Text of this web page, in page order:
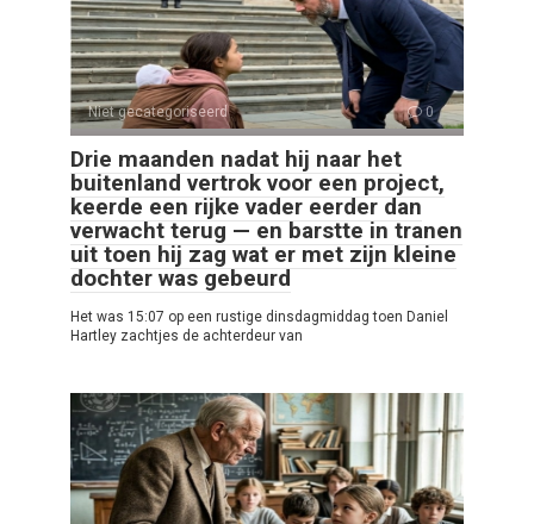
Niet gecategoriseerd 0
Drie maanden nadat hij naar het
buitenland vertrok voor een project,
keerde een rijke vader eerder dan
verwacht terug — en barstte in tranen
uit toen hij zag wat er met zijn kleine
dochter was gebeurd
Het was 15:07 op een rustige dinsdagmiddag toen Daniel
Hartley zachtjes de achterdeur van